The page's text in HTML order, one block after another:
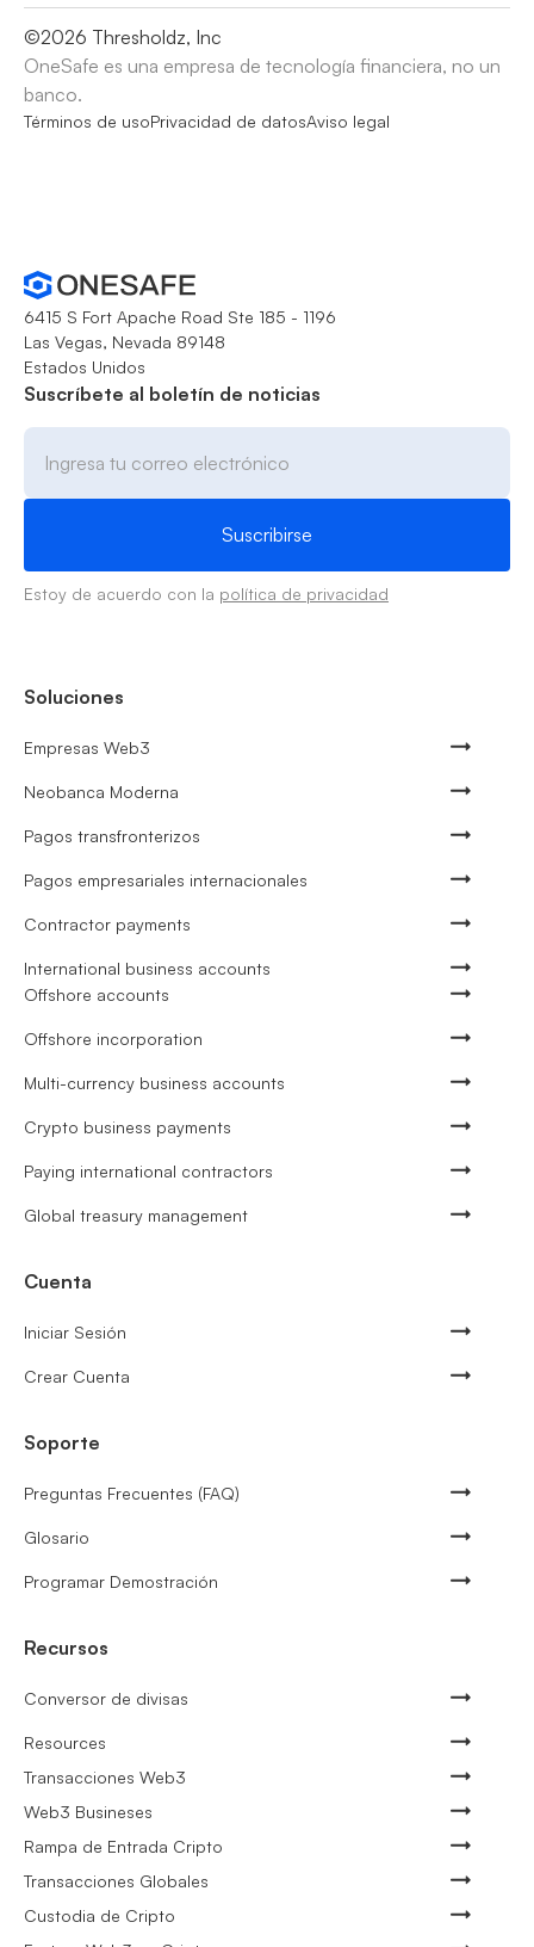
©2026 Thresholdz, Inc
OneSafe es una empresa de tecnología financiera, no un
banco.
Términos de usoPrivacidad de datosAviso legal
6415 S Fort Apache Road Ste 185 - 1196
Las Vegas, Nevada 89148
Estados Unidos
Suscríbete al boletín de noticias
Estoy de acuerdo con la política de privacidad
Soluciones
Empresas Web3
Neobanca Moderna
Pagos transfronterizos
Pagos empresariales internacionales
Contractor payments
International business accounts
Offshore accounts
Offshore incorporation
Multi-currency business accounts
Crypto business payments
Paying international contractors
Global treasury management
Cuenta
Iniciar Sesión
Crear Cuenta
Soporte
Preguntas Frecuentes (FAQ)
Glosario
Programar Demostración
Recursos
Conversor de divisas
Resources
Transacciones Web3
Web3 Busineses
Rampa de Entrada Cripto
Transacciones Globales
Custodia de Cripto